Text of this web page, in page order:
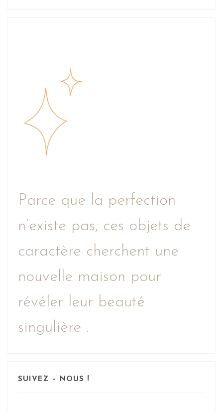
Parce que la perfection
n’existe pas, ces objets de
caractère cherchent une
nouvelle maison pour
révéler leur beauté
singulière .
SUIVEZ – NOUS !